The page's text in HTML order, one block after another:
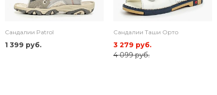
Сандалии Patrol
1 399 руб.
Сандалии Таши Орто
3 279 руб.
4 099 руб.